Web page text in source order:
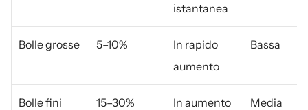
istantanea
Bolle grosse 5–10%
In rapido
aumento
Bassa
Bolle fini 15–30% In aumento Media